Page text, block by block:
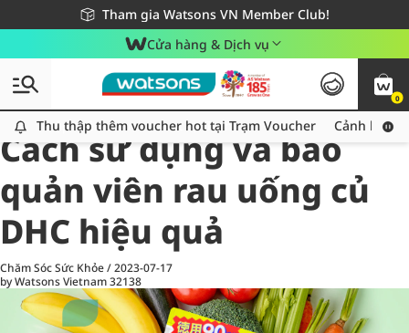
Tham gia Watsons VN Member Club!
Miễn phí giao hàng cho đơn hàng từ 249,000Đ
Giao hàng nhanh 24h - Áp dụng khu vực TP. Hồ Chí Minh
Cửa hàng & Dịch vụ
0
Thu thập thêm voucher hot tại Trạm Voucher
Thu thập thêm voucher hot tại Trạm Voucher Cảnh báo
All
Chăm Sóc Cá Nhân
Cách sử dụng và bảo
quản viên rau uống củ
DHC hiệu quả
Chăm Sóc Sức Khỏe/2023-07-17
by Watsons Vietnam32138